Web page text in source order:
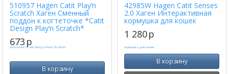
510957 Hagen Catit Play’n
Scratch Хаген Сменный
поддон к когтеточке *Catit
Design Play’n Scratch*
673 p
В корзину
42985W Hagen Catit Senses
2.0 Хаген Интерактивная
кормушка для кошек
1 280p
В корзину